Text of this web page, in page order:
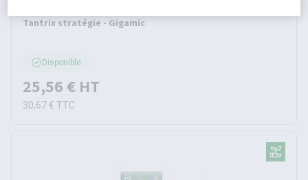
Tantrix stratégie - Gigamic
Disponible
25,56 € HT
30,67 € TTC